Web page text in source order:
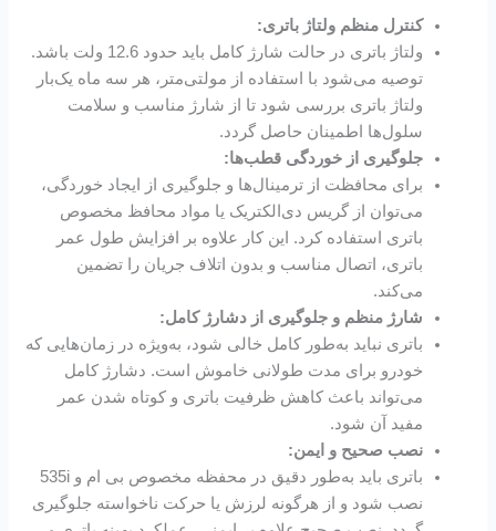
کنترل منظم ولتاژ باتری:
ولتاژ باتری در حالت شارژ کامل باید حدود 12.6 ولت باشد.
توصیه می‌شود با استفاده از مولتی‌متر، هر سه ماه یک‌بار
ولتاژ باتری بررسی شود تا از شارژ مناسب و سلامت
سلول‌ها اطمینان حاصل گردد.
جلوگیری از خوردگی قطب‌ها:
برای محافظت از ترمینال‌ها و جلوگیری از ایجاد خوردگی،
می‌توان از گریس دی‌الکتریک یا مواد محافظ مخصوص
باتری استفاده کرد. این کار علاوه بر افزایش طول عمر
باتری، اتصال مناسب و بدون اتلاف جریان را تضمین
می‌کند.
شارژ منظم و جلوگیری از دشارژ کامل:
باتری نباید به‌طور کامل خالی شود، به‌ویژه در زمان‌هایی که
خودرو برای مدت طولانی خاموش است. دشارژ کامل
می‌تواند باعث کاهش ظرفیت باتری و کوتاه شدن عمر
مفید آن شود.
نصب صحیح و ایمن:
باتری باید به‌طور دقیق در محفظه مخصوص بی ام و 535i
نصب شود و از هرگونه لرزش یا حرکت ناخواسته جلوگیری